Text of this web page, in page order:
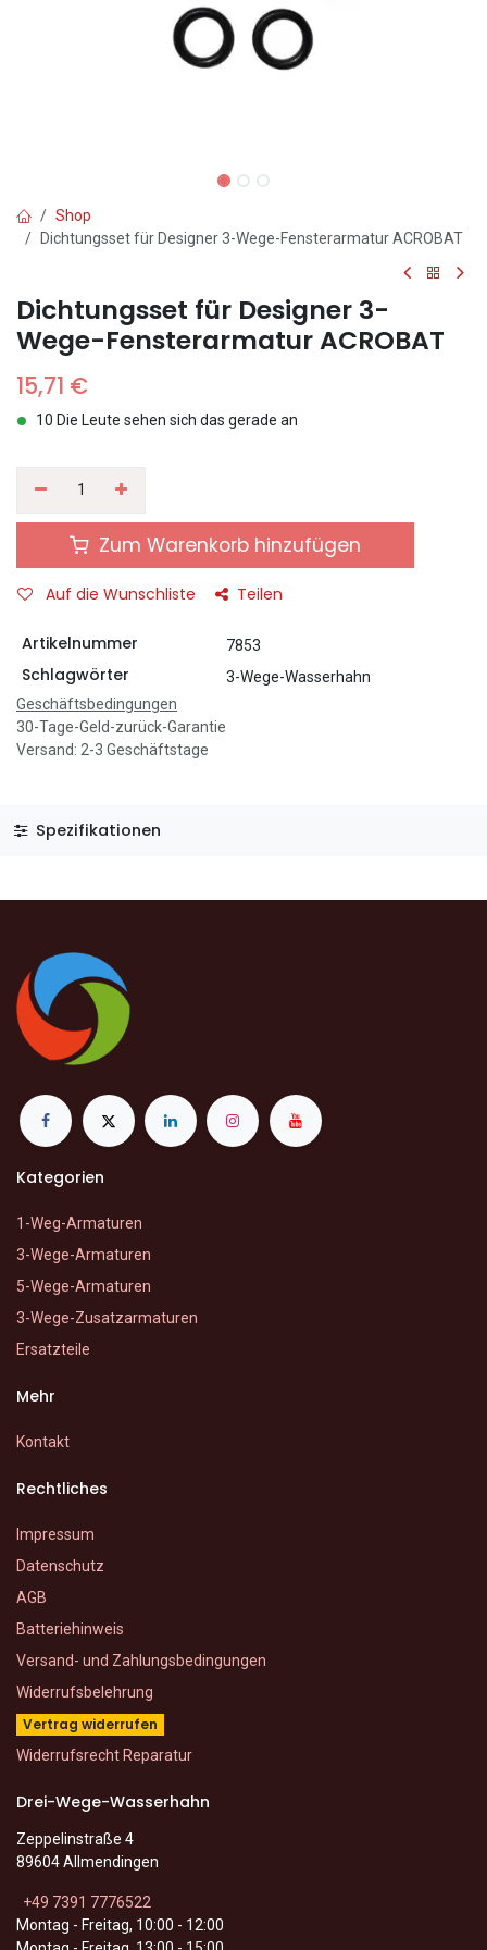
Shop
Dichtungsset für Designer 3-Wege-Fensterarmatur ACROBAT
Dichtungsset für Designer 3-
Wege-Fensterarmatur ACROBAT
15,71 €
10 Die Leute sehen sich das gerade an
Zum Warenkorb hinzufügen
Auf die Wunschliste Teilen
Artikelnummer 7853
Schlagwörter
3-Wege-Wasserhahn
Geschäftsbedingungen
30-Tage-Geld-zurück-Garantie
Versand: 2-3 Geschäftstage
Spezifikationen
Kategorien
1-Weg-Armaturen
3-Wege-Armaturen
5-Wege-Armaturen
3-Wege-Zusatzarmaturen
Ersatzteile
Mehr
Kontakt
Rechtliches
Impressum
Datenschutz
AGB
Batteriehinweis
Versand- und Zahlungsbedingungen
Widerrufsbelehrung
Vertrag widerrufen
Widerrufsrecht Reparatur
Drei-Wege-Wasserhahn
Zeppelinstraße 4
89604 Allmendingen
+49 7391 7776522
Montag - Freitag, 10:00 - 12:00